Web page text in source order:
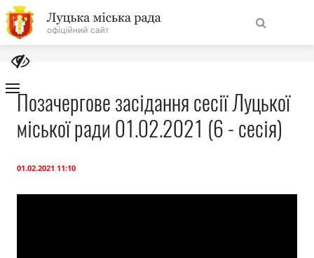
На
головну
НавігаціяПро місто
Позачергове засідання сесії Луцької
міської ради 01.02.2021 (6 - сесія)
01.02.2021 11:10